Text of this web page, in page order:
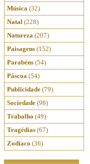
Música (32)
Natal (228)
Natureza (207)
Paisagens (152)
Parabéns (54)
Páscoa (54)
Publicidade (79)
Sociedade (98)
Trabalho (49)
Tragédias (67)
Zodíaco (36)